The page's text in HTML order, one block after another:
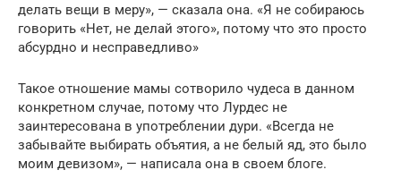
делать вещи в меру», — сказала она. «Я не собираюсь
говорить «Нет, не делай этого», потому что это просто
абсурдно и несправедливо»
Такое отношение мамы сотворило чудеса в данном
конкретном случае, потому что Лурдес не
заинтересована в употреблении дури. «Всегда не
забывайте выбирать объятия, а не белый яд, это было
моим девизом», — написала она в своем блоге.